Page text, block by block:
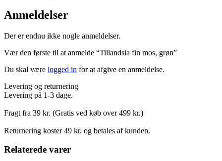
Anmeldelser
Der er endnu ikke nogle anmeldelser.
Vær den første til at anmelde “Tillandsia fin mos, grøn”
Du skal være logged in for at afgive en anmeldelse.
Levering og returnering
Levering på 1-3 dage.
Fragt fra 39 kr. (Gratis ved køb over 499 kr.)
Returnering koster 49 kr. og betales af kunden.
Relaterede varer